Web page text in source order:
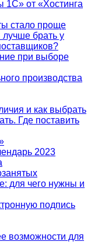
1С» от «Хостинга
стало проще
брать у
при выборе
производства
и как выбрать
Где поставить
2023
для чего нужны и
подпись
возможности для